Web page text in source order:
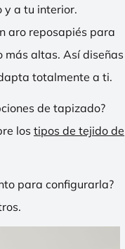
y a tu interior.
aro reposapiés para
más altas. Así diseñas
totalmente a ti.
de tapizado?
los tipos de tejido de
para configurarla?